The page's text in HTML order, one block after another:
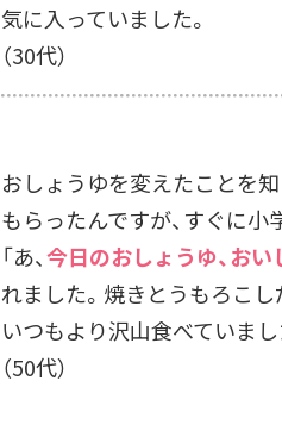
気に入っていました。
（30代）
おしょうゆを変えたことを
もらったんですが、すぐに
「あ、今日のおしょうゆ、おい
れました。焼きとうもろこし
いつもより沢山食べていまし
（50代）